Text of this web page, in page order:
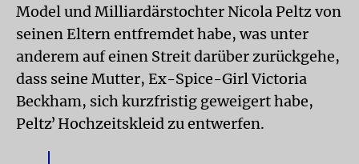
Model und Milliardärstochter Nicola Peltz von
seinen Eltern entfremdet habe, was unter
anderem auf einen Streit darüber zurückgehe,
dass seine Mutter, Ex-Spice-Girl Victoria
Beckham, sich kurzfristig geweigert habe,
Peltzʼ Hochzeitskleid zu entwerfen.